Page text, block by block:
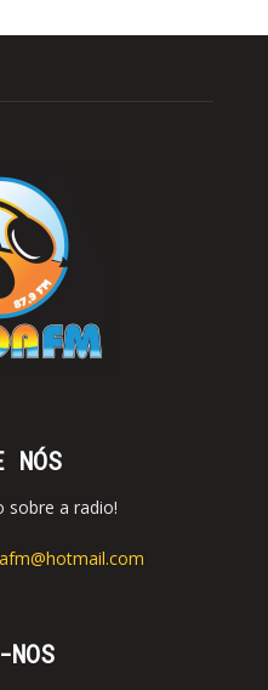
NÓS
sobre a radio!